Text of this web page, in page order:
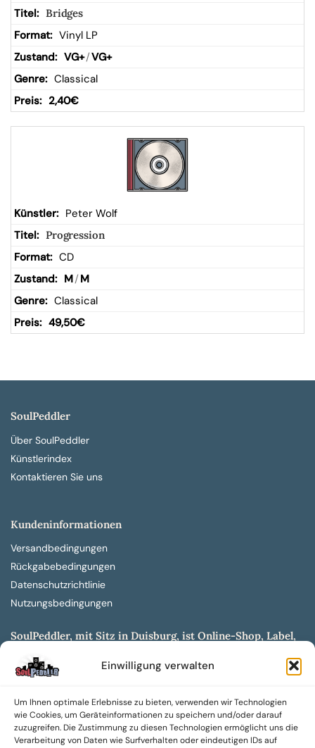
Einwilligung verwalten
Um Ihnen optimale Erlebnisse zu bieten, verwenden wir Technologien
wie Cookies, um Geräteinformationen zu speichern und/oder darauf
zuzugreifen. Die Zustimmung zu diesen Technologien ermöglicht uns die
Verarbeitung von Daten wie Surfverhalten oder eindeutigen IDs auf
Bridges
Vinyl LP
VG+/VG+
Classical
2,40€
Peter Wolf
Progression
CD
M/ M
Classical
49,50€
SoulPeddler
Über SoulPeddler
Künstlerindex
Kontaktieren Sie uns
Kundeninformationen
Versandbedingungen
Rückgabebedingungen
Datenschutzrichtlinie
Nutzungsbedingungen
SoulPeddler, mit Sitz in Duisburg, ist Online-Shop, Label,
entwickelt aus dem SoulPeddler Vinyl-Presswerk und
Wir bieten eine breite Auswahl an sowohl hochgradig
sammelwürdigen als auch Mainstream-Titeln und -Formaten auf
Vinyl, CD und weiteren Medien.